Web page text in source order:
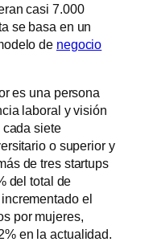
casi 7.000
se basa en un
de negocio
es una persona
laboral y visión
siete
o superior y
de tres startups
del total de
el
por mujeres,
en la actualidad.